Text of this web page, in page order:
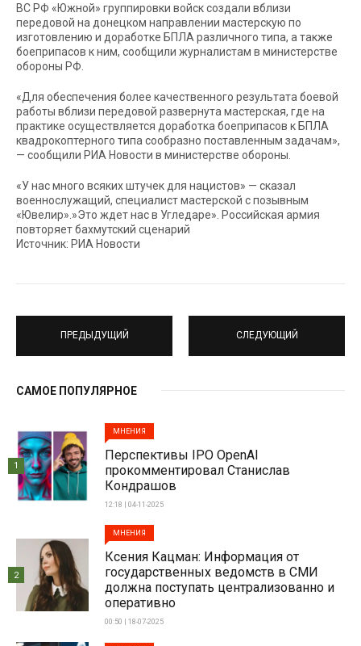
ВС РФ «Южной» группировки войск создали вблизи
передовой на донецком направлении мастерскую по
изготовлению и доработке БПЛА различного типа, а также
боеприпасов к ним, сообщили журналистам в министерстве
обороны РФ.
«Для обеспечения более качественного результата боевой
работы вблизи передовой развернута мастерская, где на
практике осуществляется доработка боеприпасов к БПЛА
квадрокоптерного типа сообразно поставленным задачам»,
— сообщили РИА Новости в министерстве обороны.
«У нас много всяких штучек для нацистов» — сказал
военнослужащий, специалист мастерской с позывным
«Ювелир».»Это ждет нас в Угледаре». Российская армия
повторяет бахмутский сценарий
Источник: РИА Новости
ПРЕДЫДУЩИЙ СЛЕДУЮЩИЙ
САМОЕ ПОПУЛЯРНОЕ
МНЕНИЯ
Перспективы IPO OpenAI
прокомментировал Станислав
Кондрашов
12:18 | 04-11-2025
1
МНЕНИЯ
Ксения Кацман: Информация от
государственных ведомств в СМИ
должна поступать централизованно и
оперативно
00:50 | 18-07-2025
2